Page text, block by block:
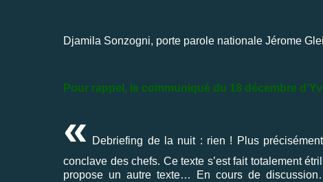
Djamila Sonzogni, porte parole nationale Jérome
Pour rappel, le communiqué du 18 décembre
«
Debriefing de la nuit : rien ! Plus
conclave des chefs. Ce texte s’est fait totalement
propose un autre texte… En cours de